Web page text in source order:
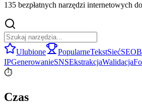
135 bezpłatnych narzędzi internetowych
Ulubione PopularneTekstSiećSEO
IPGenerowanieSNSEkstrakcjaWalidacja
⏱️
Czas